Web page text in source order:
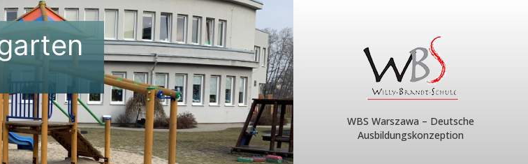
WBS Warszawa – Deutsche
Ausbildungskonzeption